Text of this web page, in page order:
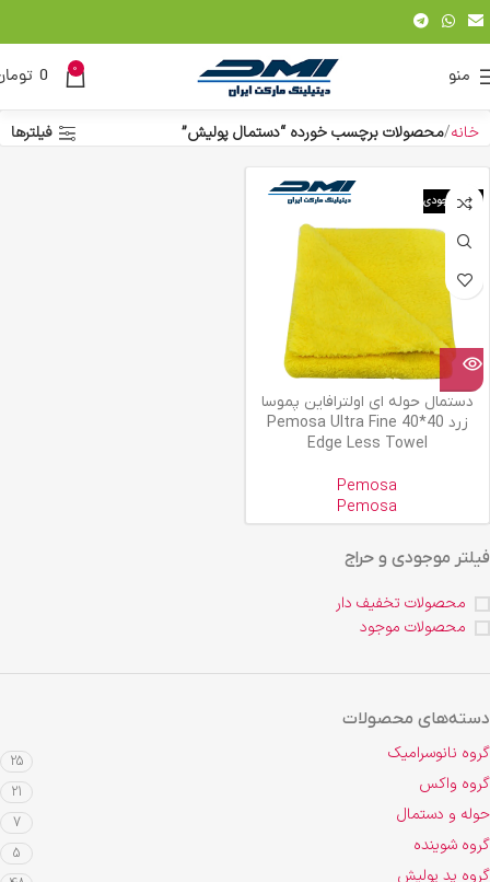
منو 0
0
فیلتر موجودی و حراج
محصولات تخفیف دار
محصولات موجود
دسته‌های محصولات
گروه نانوسرامیک 25
گروه واکس 21
حوله و دستمال 7
گروه شوینده 5
گروه پد پولیش
خانه محصولات برچسب خورده “دستمال پولیش” فیلترها
اتمام موجودی
دستمال حوله ای اولترافاین پموسا
زرد 40*40 Pemosa Ultra Fine
Edge Less Towel
Pemosa
Pemosa